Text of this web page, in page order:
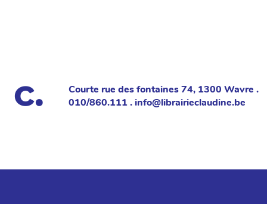
Courte rue des fontaines 74, 1300 Wavre .
010/860.111 . info@librairieclaudine.be